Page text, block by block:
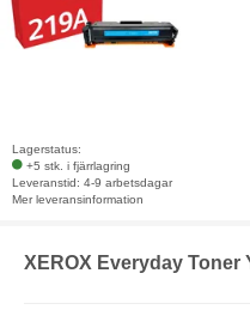
Lagerstatus:
+5 stk. i fjärrlagring
Leveranstid: 4-9 arbetsdagar
Mer leveransinformation
XEROX Everyday Toner